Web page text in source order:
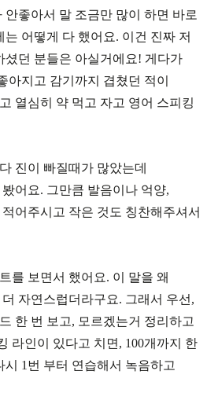
좋아서 말 조금만 많이 하면 바로
어떻게 다 했어요. 이건 진짜 저
셨던 분들은 아실거에요! 게다가
아지고 감기까지 겹쳤던 적이
열심히 약 먹고 자고 영어 스피킹
진이 빠질때가 많았는데
어요. 그만큼 발음이나 억양,
어주시고 작은 것도 칭찬해주셔서
를 보면서 했어요. 이 말을 왜
자연스럽더라구요. 그래서 우선,
한 번 보고, 모르겠는거 정리하고
라인이 있다고 치면, 100개까지 한
1번 부터 연습해서 녹음하고